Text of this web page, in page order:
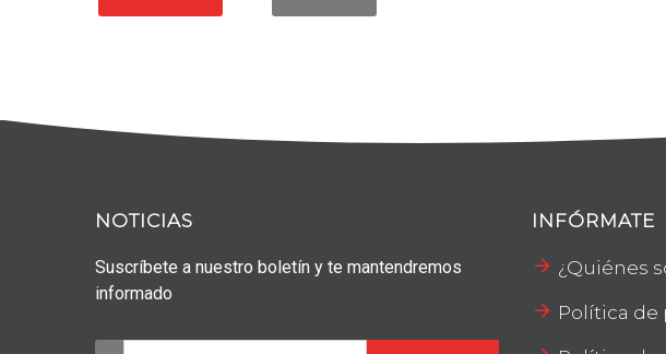
NOTICIAS
Suscríbete a nuestro boletín y te mantendremos
informado
INFÓRMATE
¿Quiénes
Política de